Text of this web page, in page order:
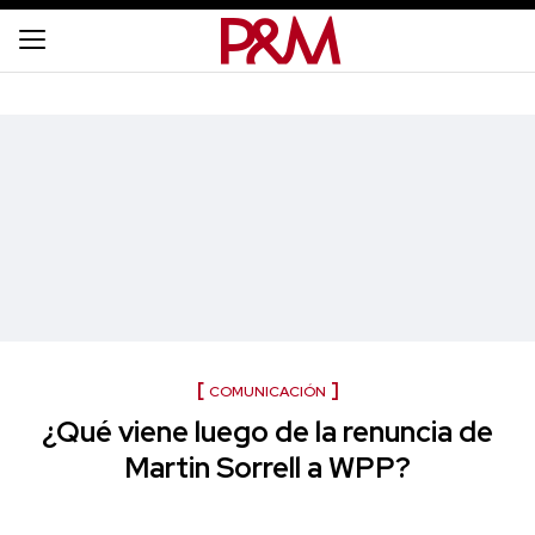
COMUNICACIÓN
¿Qué viene luego de la renuncia de
Martin Sorrell a WPP?